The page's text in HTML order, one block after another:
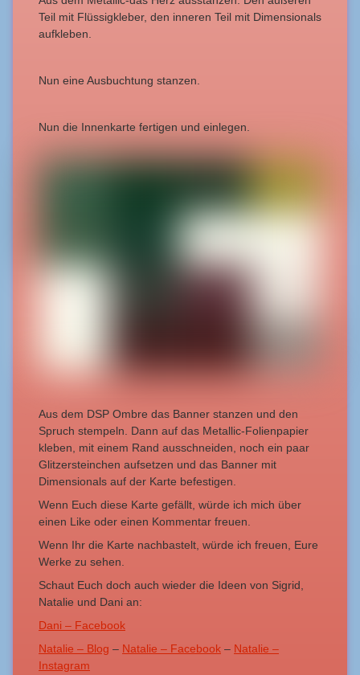
Teil mit Flüssigkleber, den inneren Teil mit Dimensionals
aufkleben.
Nun eine Ausbuchtung stanzen.
Nun die Innenkarte fertigen und einlegen.
Aus dem DSP Ombre das Banner stanzen und den
Spruch stempeln. Dann auf das Metallic-Folienpapier
kleben, mit einem Rand ausschneiden, noch ein paar
Glitzersteinchen aufsetzen und das Banner mit
Dimensionals auf der Karte befestigen.
Wenn Euch diese Karte gefällt, würde ich mich über
einen Like oder einen Kommentar freuen.
Wenn Ihr die Karte nachbastelt, würde ich freuen, Eure
Werke zu sehen.
Schaut Euch doch auch wieder die Ideen von Sigrid,
Natalie und Dani an:
Dani – Facebook
Natalie – Blog – Natalie – Facebook – Natalie –
Instagram